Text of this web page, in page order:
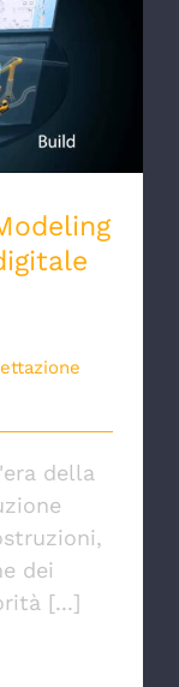
La
e
della
dei
[...]